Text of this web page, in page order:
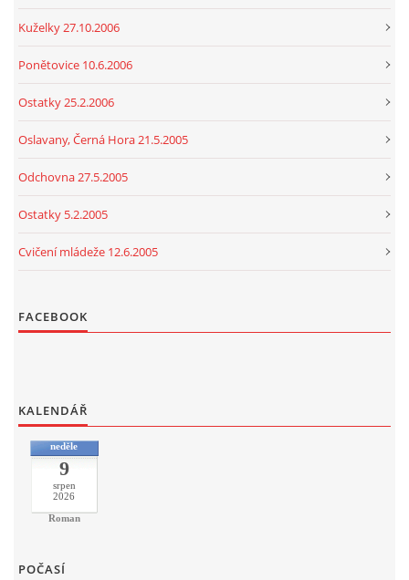
Kuželky 27.10.2006
Ponětovice 10.6.2006
Ostatky 25.2.2006
Oslavany, Černá Hora 21.5.2005
Odchovna 27.5.2005
Ostatky 5.2.2005
Cvičení mládeže 12.6.2005
FACEBOOK
KALENDÁŘ
neděle
9
srpen
2026
Roman
POČASÍ